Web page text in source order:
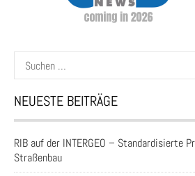
Suchen
nach:
NEUESTE BEITRÄGE
RIB auf der INTERGEO – Standardisierte
Straßenbau